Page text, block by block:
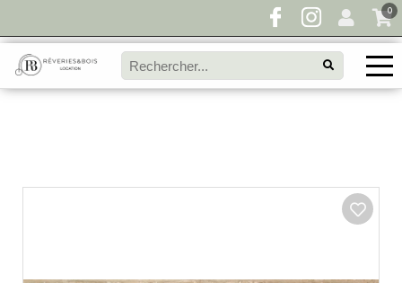
0
Pour toute demande de disponibilité, remplissez